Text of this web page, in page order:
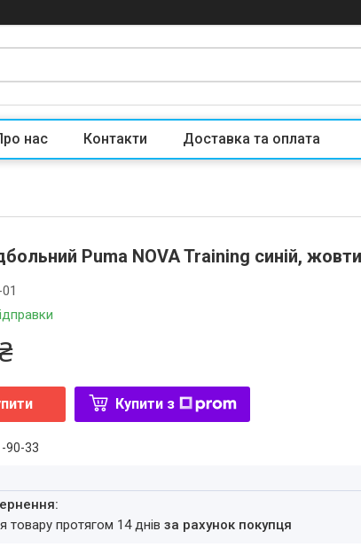
нас Контакти Доставка та оплата
Puma NOVA Training синій,
Купити з
90-33
товару протягом 14 днівза рахунок покупця